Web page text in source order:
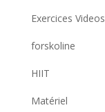
Exercices Videos
forskoline
HIIT
Matériel